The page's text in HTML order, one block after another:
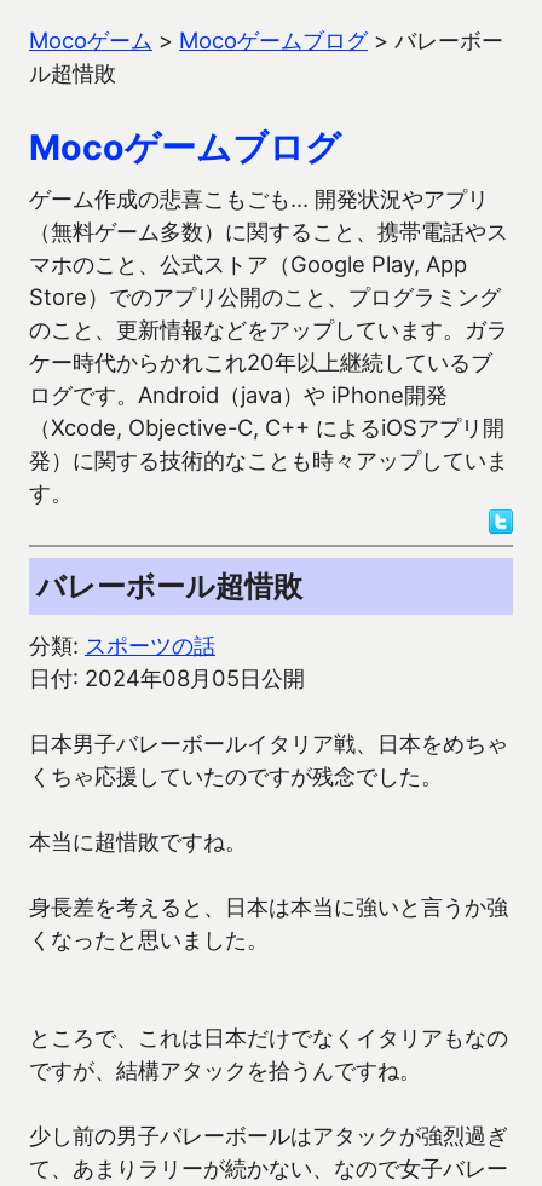
Mocoゲーム > Mocoゲームブログ> バレーボー
ル超惜敗
Mocoゲームブログ
ゲーム作成の悲喜こもごも… 開発状況やアプリ
（無料ゲーム多数）に関すること、携帯電話やス
マホのこと、公式ストア（Google Play, App
Store）でのアプリ公開のこと、プログラミング
のこと、更新情報などをアップしています。ガラ
ケー時代からかれこれ20年以上継続しているブ
ログです。Android（java）や iPhone開発
（Xcode, Objective-C, C++ によるiOSアプリ開
発）に関する技術的なことも時々アップしていま
す。
バレーボール超惜敗
分類: スポーツの話
日付: 2024年08月05日公開
日本男子バレーボールイタリア戦、日本をめちゃ
くちゃ応援していたのですが残念でした。
本当に超惜敗ですね。
身長差を考えると、日本は本当に強いと言うか強
くなったと思いました。
ところで、これは日本だけでなくイタリアもなの
ですが、結構アタックを拾うんですね。
少し前の男子バレーボールはアタックが強烈過ぎ
て、あまりラリーが続かない、なので女子バレー